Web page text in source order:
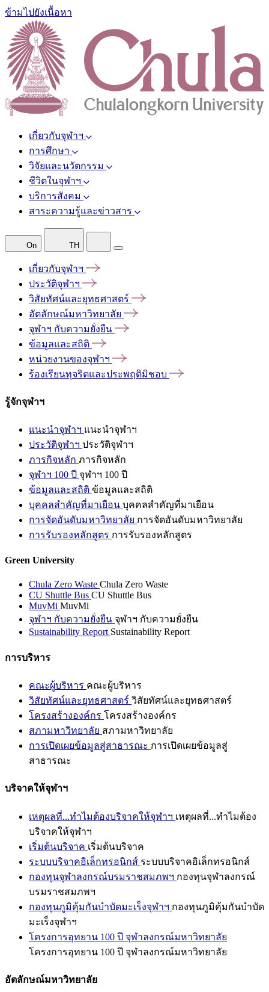
ข้ามไปยังเนื้อหา
เกี่ยวกับจุฬาฯ
การศึกษา
วิจัยและนวัตกรรม
ชีวิตในจุฬาฯ
บริการสังคม
สาระความรู้และข่าวสาร
On TH
เกี่ยวกับจุฬาฯ
ประวัติจุฬาฯ
วิสัยทัศน์และยุทธศาสตร์
อัตลักษณ์มหาวิทยาลัย
จุฬาฯ กับความยั่งยืน
ข้อมูลและสถิติ
หน่วยงานของจุฬาฯ
ร้องเรียนทุจริตและประพฤติมิชอบ
รู้จักจุฬาฯ
แนะนำจุฬาฯ แนะนำจุฬาฯ
ประวัติจุฬาฯ ประวัติจุฬาฯ
ภารกิจหลัก ภารกิจหลัก
จุฬาฯ 100 ปี จุฬาฯ 100 ปี
ข้อมูลและสถิติ ข้อมูลและสถิติ
บุคคลสำคัญที่มาเยือน บุคคลสำคัญที่มาเยือน
การจัดอันดับมหาวิทยาลัย การจัดอันดับมหาวิทยาลัย
การรับรองหลักสูตร การรับรองหลักสูตร
Green University
Chula Zero Waste Chula Zero Waste
CU Shuttle Bus CU Shuttle Bus
MuvMi MuvMi
จุฬาฯ กับความยั่งยืน จุฬาฯ กับความยั่งยืน
Sustainability Report Sustainability Report
การบริหาร
คณะผู้บริหาร คณะผู้บริหาร
วิสัยทัศน์และยุทธศาสตร์ วิสัยทัศน์และยุทธศาสตร์
โครงสร้างองค์กร โครงสร้างองค์กร
สภามหาวิทยาลัย สภามหาวิทยาลัย
การเปิดเผยข้อมูลสู่สาธารณะ การเปิดเผยข้อมูลสู่
สาธารณะ
บริจาคให้จุฬาฯ
เหตุผลที่...ทำไมต้องบริจาคให้จุฬาฯ เหตุผลที่...ทำไมต้อง
บริจาคให้จุฬาฯ
เริ่มต้นบริจาค เริ่มต้นบริจาค
ระบบบริจาคอิเล็กทรอนิกส์ ระบบบริจาคอิเล็กทรอนิกส์
กองทุนจุฬาลงกรณ์บรมราชสมภพฯ กองทุนจุฬาลงกรณ์
บรมราชสมภพฯ
กองทุนภูมิคุ้มกันบำบัดมะเร็งจุฬาฯ กองทุนภูมิคุ้มกันบำบัด
มะเร็งจุฬาฯ
โครงการอุทยาน 100 ปี จุฬาลงกรณ์มหาวิทยาลัย
โครงการอุทยาน 100 ปี จุฬาลงกรณ์มหาวิทยาลัย
อัตลักษณ์มหาวิทยาลัย